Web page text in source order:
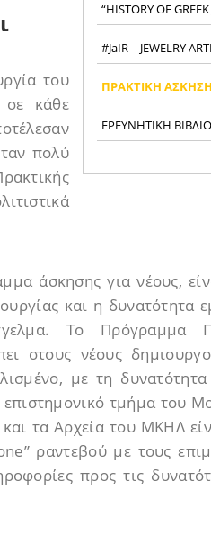
του
σε κάθε
πολύ
“HISTORY OF
#JaIR – JEWELRY
ΠΡΑΚΤΙΚΗ ΑΣΚΗΣΗ
ΕΡΕΥΝΗΤΙΚΗ
άσκησης για νέους,
και η δυνατότητα
Το Πρόγραμμα
στους νέους
με τη δυνατότητα
τμήμα του
και τα Αρχεία του ΜΚΗΛ
ραντεβού με τους
προς τις